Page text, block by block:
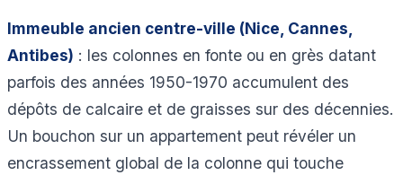
Immeuble ancien centre-ville (Nice, Cannes,
Antibes) : les colonnes en fonte ou en grès datant
parfois des années 1950-1970 accumulent des
dépôts de calcaire et de graisses sur des décennies.
Un bouchon sur un appartement peut révéler un
encrassement global de la colonne qui touche